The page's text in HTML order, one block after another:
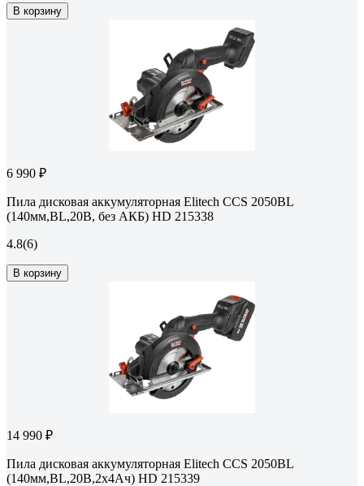
В корзину
6 990 ₽
Пила дисковая аккумуляторная Elitech CCS 2050BL
(140мм,BL,20В, без АКБ) HD 215338
4.8(6)
В корзину
14 990 ₽
Пила дисковая аккумуляторная Elitech CCS 2050BL
(140мм,BL,20В,2х4Ач) HD 215339